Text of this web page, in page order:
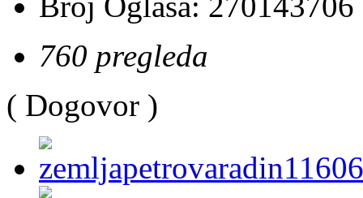
760 pregleda
( Dogovor )